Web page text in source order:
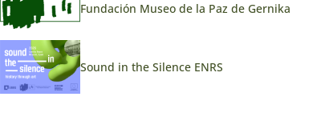
Fundación Museo de la Paz de Gernika
Sound in the Silence ENRS